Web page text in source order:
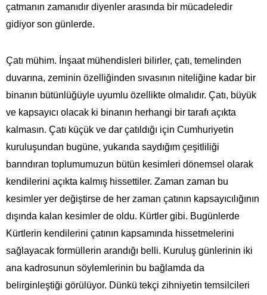
çatmanın zamanıdır diyenler arasında bir mücadeledir
gidiyor son günlerde.
Çatı mühim. İnşaat mühendisleri bilirler, çatı, temelinden
duvarına, zeminin özelliğinden sıvasının niteliğine kadar bir
binanın bütünlüğüyle uyumlu özellikte olmalıdır. Çatı, büyük
ve kapsayıcı olacak ki binanın herhangi bir tarafı açıkta
kalmasın. Çatı küçük ve dar çatıldığı için Cumhuriyetin
kuruluşundan bugüne, yukarıda saydığım çeşitliliği
barındıran toplumumuzun bütün kesimleri dönemsel olarak
kendilerini açıkta kalmış hissettiler. Zaman zaman bu
kesimler yer değiştirse de her zaman çatının kapsayıcılığının
dışında kalan kesimler de oldu. Kürtler gibi. Bugünlerde
Kürtlerin kendilerini çatının kapsamında hissetmelerini
sağlayacak formüllerin arandığı belli. Kuruluş günlerinin iki
ana kadrosunun söylemlerinin bu bağlamda da
belirginleştiği görülüyor. Dünkü tekçi zihniyetin temsilcileri